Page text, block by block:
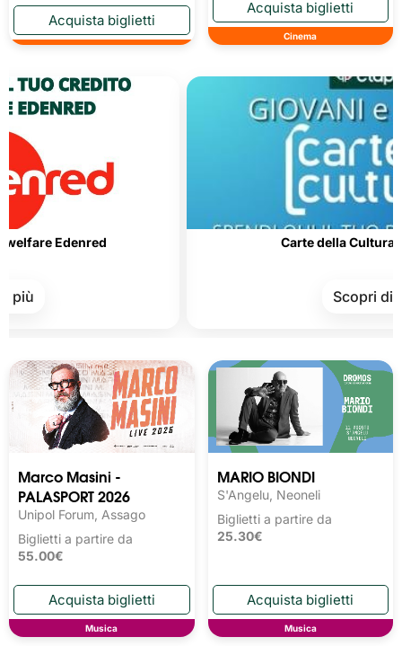
Cinema
Marco Masini -
PALASPORT 2026
Unipol Forum, Assago
Biglietti a partire da
55.00€
Musica
MARIO BIONDI
S'Angelu, Neoneli
Biglietti a partire da
25.30€
Musica
Carte della Cultura e del
Scopri di più